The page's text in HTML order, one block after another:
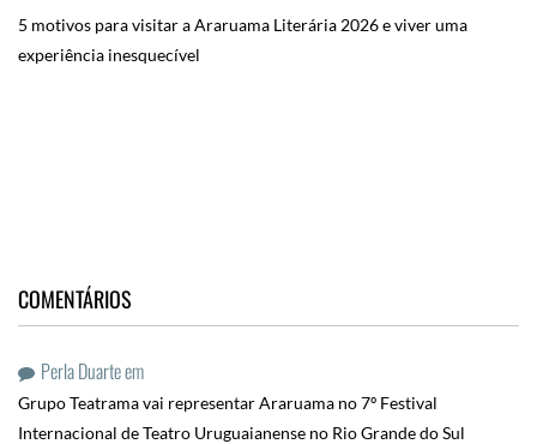
5 motivos para visitar a Araruama Literária 2026 e viver uma
experiência inesquecível
COMENTÁRIOS
Perla Duarteem
Grupo Teatrama vai representar Araruama no 7º Festival
Internacional de Teatro Uruguaianense no Rio Grande do Sul